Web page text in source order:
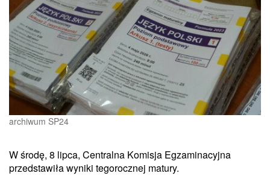
archiwum SP24
W środę, 8 lipca, Centralna Komisja Egzaminacyjna
przedstawiła wyniki tegorocznej matury.